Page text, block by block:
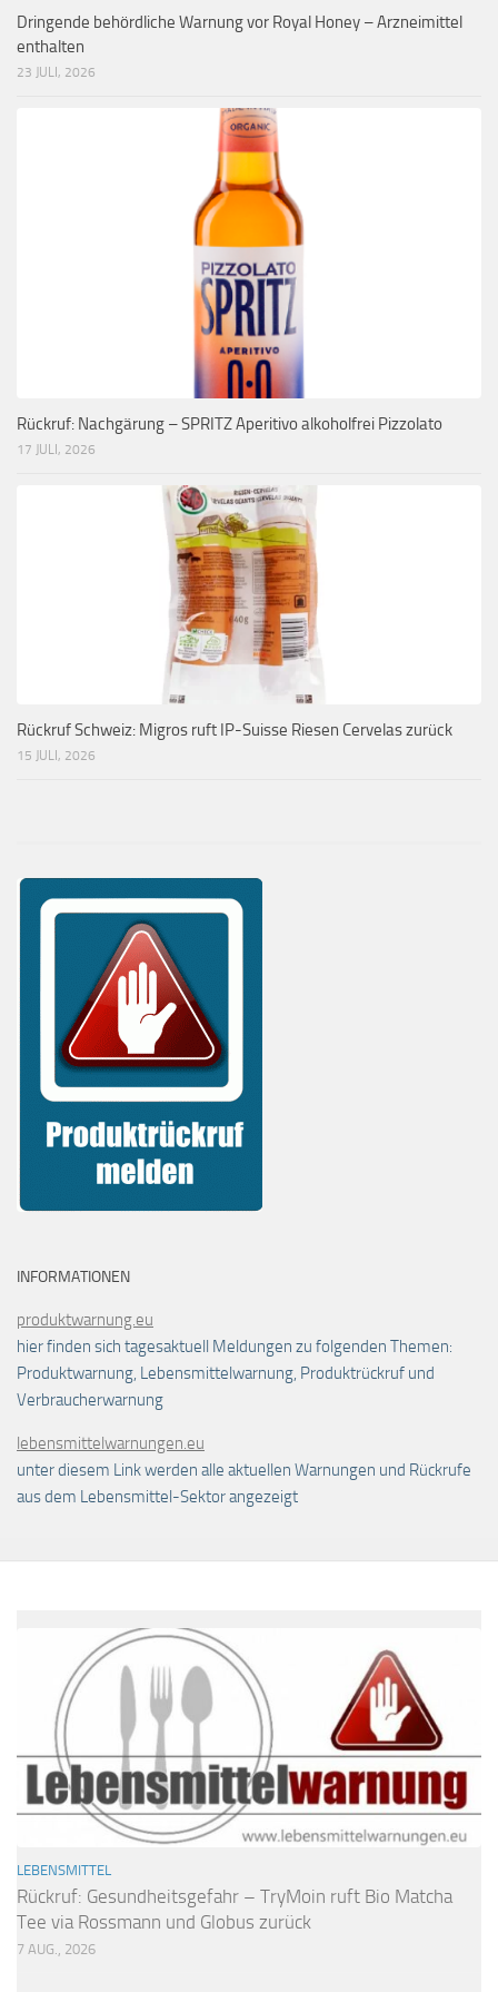
Dringende behördliche Warnung vor Royal Honey – Arzneimittel
enthalten
23 JULI, 2026
Rückruf: Nachgärung – SPRITZ Aperitivo alkoholfrei Pizzolato
17 JULI, 2026
Rückruf Schweiz: Migros ruft IP-Suisse Riesen Cervelas zurück
15 JULI, 2026
INFORMATIONEN
produktwarnung.eu
hier finden sich tagesaktuell Meldungen zu folgenden Themen:
Produktwarnung, Lebensmittelwarnung, Produktrückruf und
Verbraucherwarnung
lebensmittelwarnungen.eu
unter diesem Link werden alle aktuellen Warnungen und Rückrufe
aus dem Lebensmittel-Sektor angezeigt
LEBENSMITTEL
Rückruf: Gesundheitsgefahr – TryMoin ruft Bio Matcha
Tee via Rossmann und Globus zurück
7 AUG., 2026